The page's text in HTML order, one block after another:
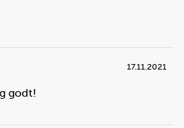
17.11.2021
godt!